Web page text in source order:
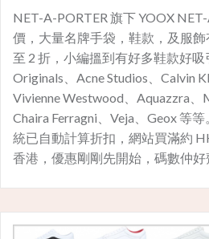
NET-A-PORTER 旗下 YOOX
價，大量名牌手袋，鞋款，及服
至 2 折，小編搵到有好多鞋款好
Originals、Acne Studios、Calvin
Vivienne Westwood、Aquazzra、
Chaira Ferragni、Veja、Geox 等
統已自動計算折扣，網站買滿約
香港，優惠剛剛先開始，碼數仲好